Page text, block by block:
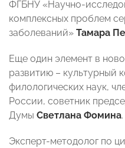
ФГБНУ «Научно-
комплексных проблем
заболеваний» Тамара
Еще один элемент в
развитию – культурный
филологических наук,
России, советник
Думы Светлана Фомина.
Эксперт-методолог по